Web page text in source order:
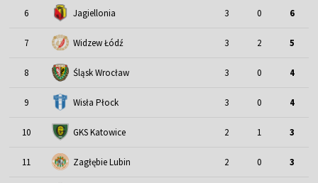
6 Jagiellonia 3 0 6
7 Widzew Łódź 3 2 5
8 Śląsk Wrocław 3 0 4
9 Wisła Płock 3 0 4
10 GKS Katowice 2 1 3
11 Zagłębie Lubin 2 0 3